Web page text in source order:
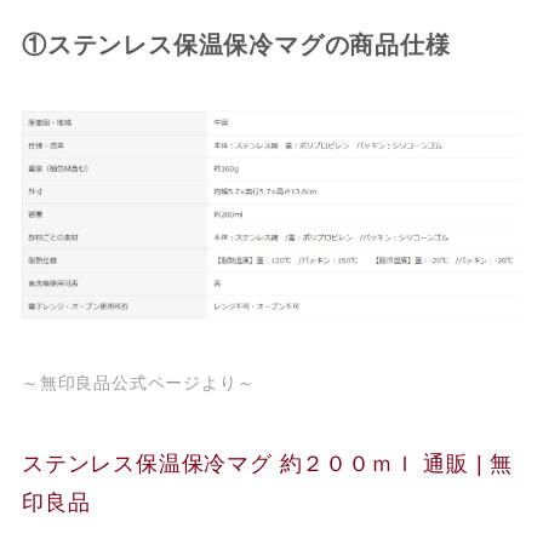
①ステンレス保温保冷マグの商品仕様
～無印良品公式ページより～
ステンレス保温保冷マグ 約２００ｍｌ 通販 | 無
印良品